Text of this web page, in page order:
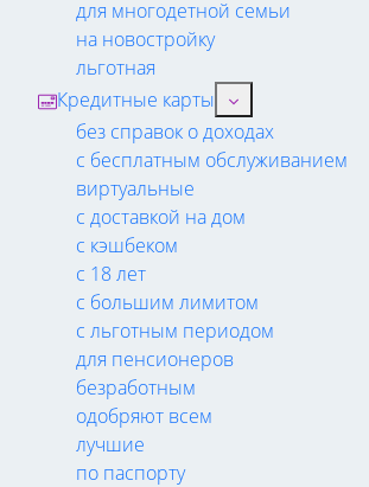
для многодетной семьи
на новостройку
льготная
Кредитные карты
без справок о доходах
с бесплатным обслуживанием
виртуальные
с доставкой на дом
с кэшбеком
с 18 лет
с большим лимитом
с льготным периодом
для пенсионеров
безработным
одобряют всем
лучшие
по паспорту